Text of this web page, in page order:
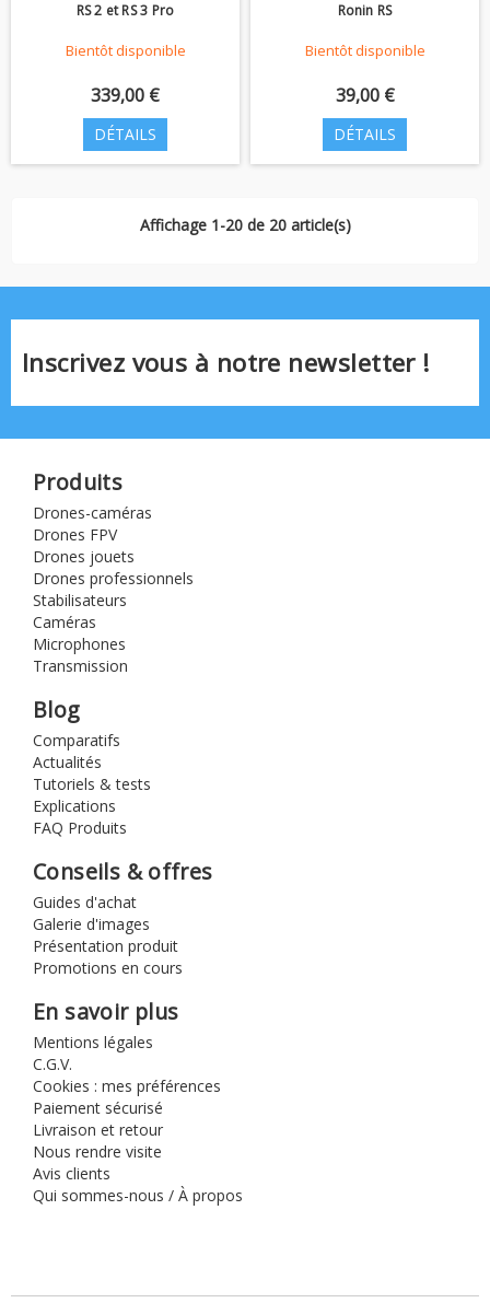
RS 2 et RS 3 Pro
Bientôt disponible
339,00 €
DÉTAILS
Ronin RS
Bientôt disponible
39,00 €
DÉTAILS
Affichage 1-20 de 20 article(s)
Inscrivez vous à notre newsletter !
Produits
Drones-caméras
Drones FPV
Drones jouets
Drones professionnels
Stabilisateurs
Caméras
Microphones
Transmission
Blog
Comparatifs
Actualités
Tutoriels & tests
Explications
FAQ Produits
Conseils & offres
Guides d'achat
Galerie d'images
Présentation produit
Promotions en cours
En savoir plus
Mentions légales
C.G.V.
Cookies : mes préférences
Paiement sécurisé
Livraison et retour
Nous rendre visite
Avis clients
Qui sommes-nous / À propos